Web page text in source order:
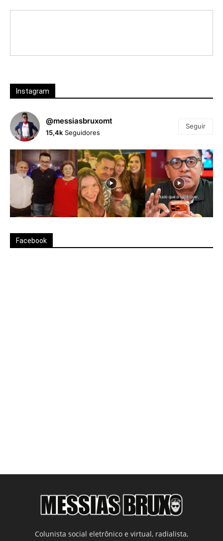
Instagram
@messiasbruxomt
15,4k Seguidores
Seguir
Facebook
Colunista social eletrônico e virtual, radialista,